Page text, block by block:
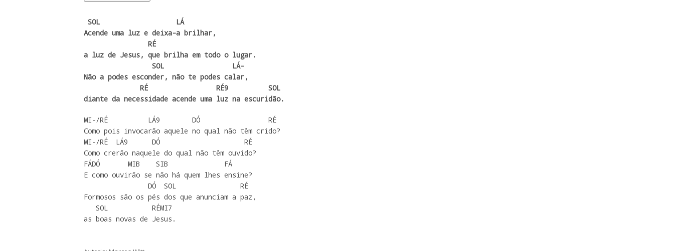
Acende uma luz e deixa-a brilhar,
a luz de Jesus, que brilha em todo o lugar.
Não a podes esconder, não te podes calar,
diante da necessidade acende uma luz na escuridão.
MI-/RÉ          LÁ9        DÓ                 RÉ
Como pois invocarão aquele no qual não têm crido?
MI-/RÉ  LÁ9      DÓ                     RÉ
Como crerão naquele do qual não têm ouvido?
FÁDÓ       MIB    SIB              FÁ
E como ouvirão se não há quem lhes ensine?
Formosos são os pés dos que anunciam a paz,
as boas novas de Jesus.